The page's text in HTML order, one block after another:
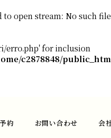
open stream: No such
erro.php' for inclusion
c2878848/
約 お問い合わせ 会